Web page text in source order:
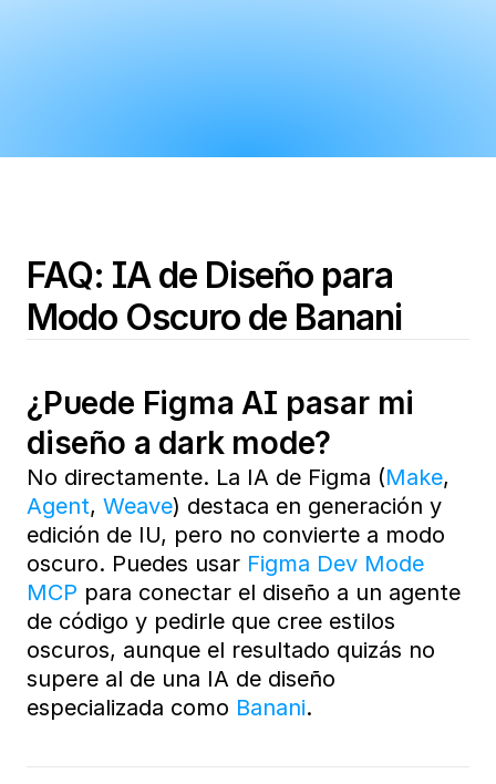
FAQ: IA de Diseño para
Modo Oscuro de Banani
¿Puede Figma AI pasar mi
diseño a dark mode?
No directamente. La IA de Figma (Make
Agent, Weave) destaca en generación y
edición de IU, pero no convierte a modo
oscuro. Puedes usar Figma Dev Mode
MCP para conectar el diseño a un agente
de código y pedirle que cree estilos
oscuros, aunque el resultado quizás no
supere al de una IA de diseño
especializada como Banani.